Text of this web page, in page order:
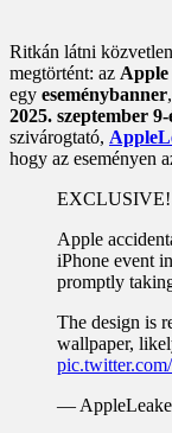
Ritkán látni
megtörtént: az Apple
egy eseménybanner
2025. szeptember 9-
szivárogtató,
hogy az eseményen
Apple
iPhone event
promptly
The design is
wallpaper,
—